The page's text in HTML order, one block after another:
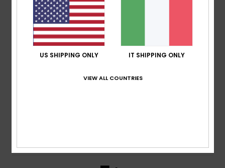
Comfort: 4/5 Rapporto qualità-prezzo
perfettaMateriale: 4/5 Colore
5 /5
US SHIPPING ONLY IT SHIPPING ONLY
VIEW ALL COUNTRIES